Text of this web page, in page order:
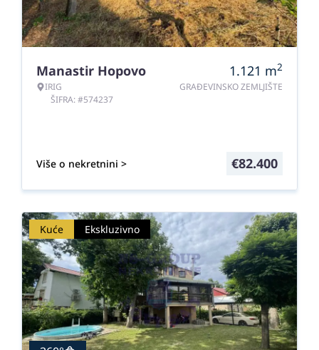
Manastir Hopovo
IRIG
ŠIFRA: #574237
1.121 m2
GRAĐEVINSKO ZEMLJIŠTE
Više o nekretnini > €82.400
Kuće Ekskluzivno